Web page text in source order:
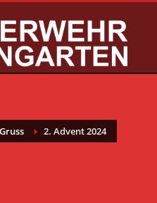
Gruss 2. Advent 2024